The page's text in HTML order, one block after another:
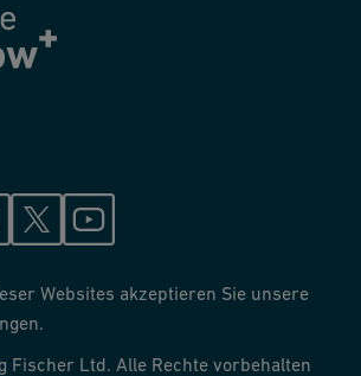
Websites akzeptieren Sie unsere
Fischer Ltd. Alle Rechte vorbehalten